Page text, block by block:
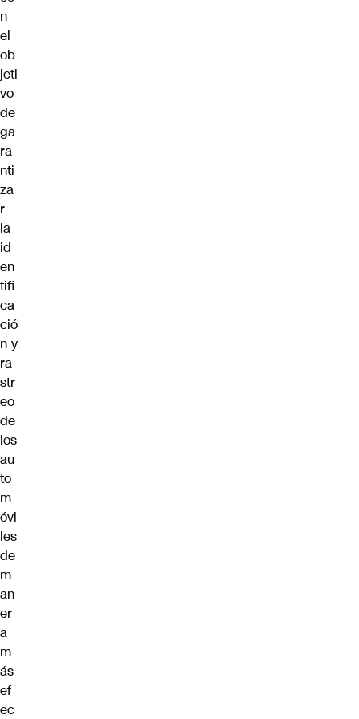
n
el
ob
jeti
vo
de
ga
ra
nti
za
r
la
id
en
tifi
ca
ció
n y
ra
str
eo
de
los
au
to
m
óvi
les
de
m
an
er
a
m
ás
ef
ec